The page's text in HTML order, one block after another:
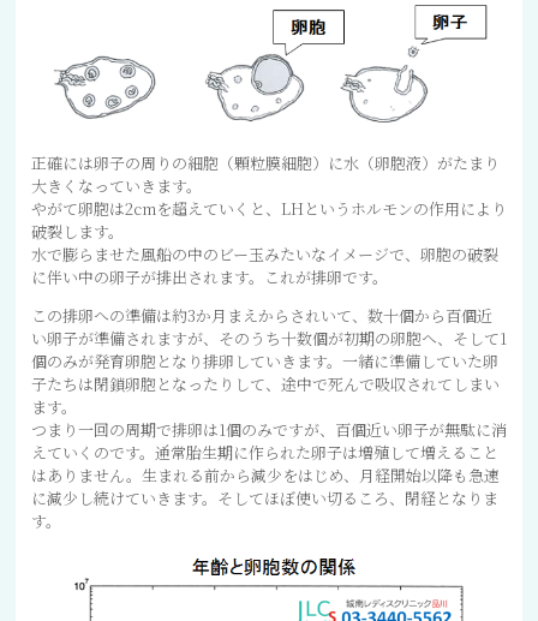
正確には卵子の周りの細胞（顆粒膜細胞）に水（卵胞液）がたまり
大きくなっていきます。
やがて卵胞は2cmを超えていくと、LHというホルモンの作用により
破裂します。
水で膨らませた風船の中のビー玉みたいなイメージで、卵胞の破裂
に伴い中の卵子が排出されます。これが排卵です。
この排卵への準備は約3か月まえからされいて、数十個から百個近
い卵子が準備されますが、そのうち十数個が初期の卵胞へ、そして1
個のみが発育卵胞となり排卵していきます。一緒に準備していた卵
子たちは閉鎖卵胞となったりして、途中で死んで吸収されてしまい
ます。
つまり一回の周期で排卵は1個のみですが、百個近い卵子が無駄に消
えていくのです。通常胎生期に作られた卵子は増殖して増えること
はありません。生まれる前から減少をはじめ、月経開始以降も急速
に減少し続けていきます。そしてほぼ使い切るころ、閉経となりま
す。